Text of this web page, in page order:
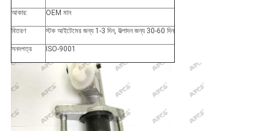
আকার: OEM মান
বিতরণ স্টক আইটেমের জন্য 1-3 দিন, উত্পাদন জন্য 30-60 দিন
সনদপত্র ISO-9001